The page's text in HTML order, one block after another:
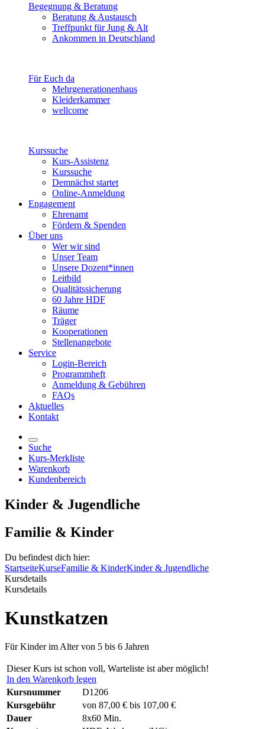
Begegnung & Beratung
Beratung & Austausch
Treffpunkt für Jung & Alt
Ankommen in Deutschland
Für Euch da
Mehrgenerationenhaus
Kleiderkammer
wellcome
Kurssuche
Kurs-Assistenz
Kurssuche
Demnächst startet
Online-Anmeldung
Engagement
Ehrenamt
Fördern & Spenden
Über uns
Wer wir sind
Unser Team
Unsere Dozent*innen
Leitbild
Qualitätssicherung
60 Jahre HDF
Räume
Träger
Kooperationen
Stellenangebote
Service
Login-Bereich
Programmheft
Anmeldung & Gebühren
FAQs
Aktuelles
Kontakt
Suche
Kurs-Merkliste
Warenkorb
Kundenbereich
Kinder & Jugendliche
Familie & Kinder
Du befindest dich hier:
StartseiteKurseFamilie & KinderKinder & Jugendliche
Kursdetails
Kursdetails
Kunstkatzen
Für Kinder im Alter von 5 bis 6 Jahren
Dieser Kurs ist schon voll, Warteliste ist aber möglich!
In den Warenkorb legen
Kursnummer
D1206
Kursgebühr
von 87,00 € bis 107,00 €
Dauer
8x60 Min.